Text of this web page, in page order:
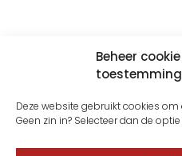
Beheer cookie
toestemming
Deze website gebruikt cookies
Geen zin in? Selecteer dan de